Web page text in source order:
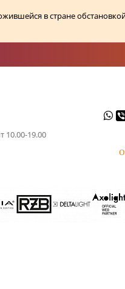
в стране
10.00-19.00